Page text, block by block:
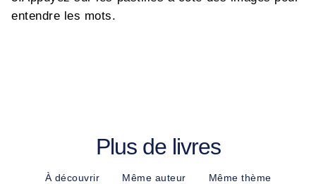
entendre les mots.
Plus de livres
À découvrir Même auteur Même thème